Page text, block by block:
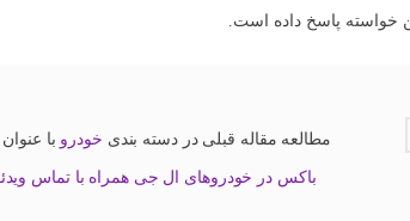
خواسته پاسخ داده است.
مطالعه مقاله قبلی در دسته بندی خودرو با عنوان
باکس در خودروهای ال جی همراه با تماس